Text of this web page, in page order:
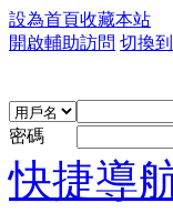
設為首頁收藏本站
開啟輔助訪問 切換
密碼
快捷導